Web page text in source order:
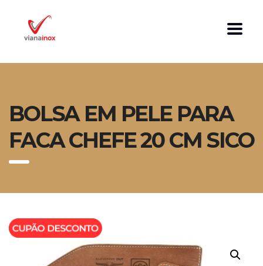
BOLSA EM PELE PARA
FACA CHEFE 20 CM SICO